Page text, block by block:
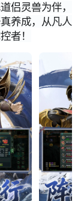
侣灵兽为伴，
养成，从凡人
者！